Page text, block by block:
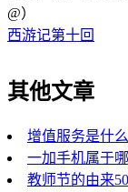
@）
西游记第十回
其他文章
增值服务是什么
一加手机属于
教师节的由来